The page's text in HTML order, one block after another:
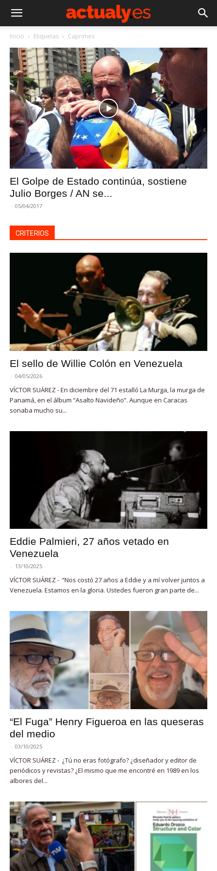
Inicio Etiquetas Caprimes
El Golpe de Estado continúa, sostiene
Julio Borges / AN se...
- 05/04/2017
CRITERIOS
El sello de Willie Colón en Venezuela
- 04/05/2026
VÍCTOR SUÁREZ - En diciembre del 71 estalló La Murga, la murga de
Panamá, en el álbum “Asalto Navideño”. Aunque en Caracas
sonaba mucho su...
Eddie Palmieri, 27 años vetado en
Venezuela
- 13/10/2025
VÍCTOR SUÁREZ - “Nos costó 27 años a Eddie y a mí volver juntos a
Venezuela. Estamos en la gloria. Ustedes fueron gran parte de...
“El Fuga” Henry Figueroa en las queseras
del medio
- 03/10/2025
VÍCTOR SUÁREZ - ¿Tú no eras fotógrafo? ¿diseñador y editor de
periódicos y revistas? ¿El mismo que me encontré en 1989 en los
albores del...